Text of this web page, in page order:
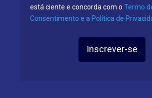
está ciente e concorda com o Termo
Consentimento e a Política de
Inscrever-se